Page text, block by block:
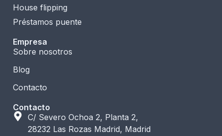
House flipping
Préstamos puente
Empresa
Sobre nosotros
Blog
Contacto
Contacto
C/ Severo Ochoa 2, Planta 2,
28232 Las Rozas Madrid, Madrid